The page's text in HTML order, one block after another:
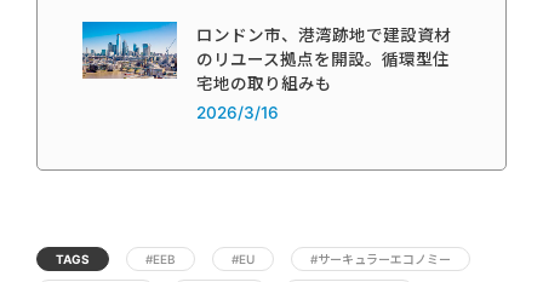
ロンドン市、港湾跡地で建設資材
のリユース拠点を開設。循環型住
宅地の取り組みも
2026/3/16
TAGS #EEB #EU #サーキュラーエコノミー